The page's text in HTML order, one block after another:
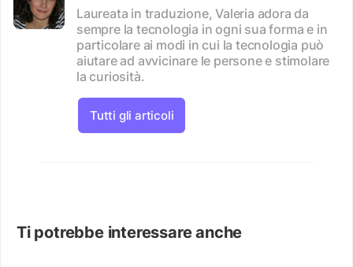
Laureata in traduzione, Valeria adora da
sempre la tecnologia in ogni sua forma e in
particolare ai modi in cui la tecnologia può
aiutare ad avvicinare le persone e stimolare
la curiosità.
Tutti gli articoli
Ti potrebbe interessare anche